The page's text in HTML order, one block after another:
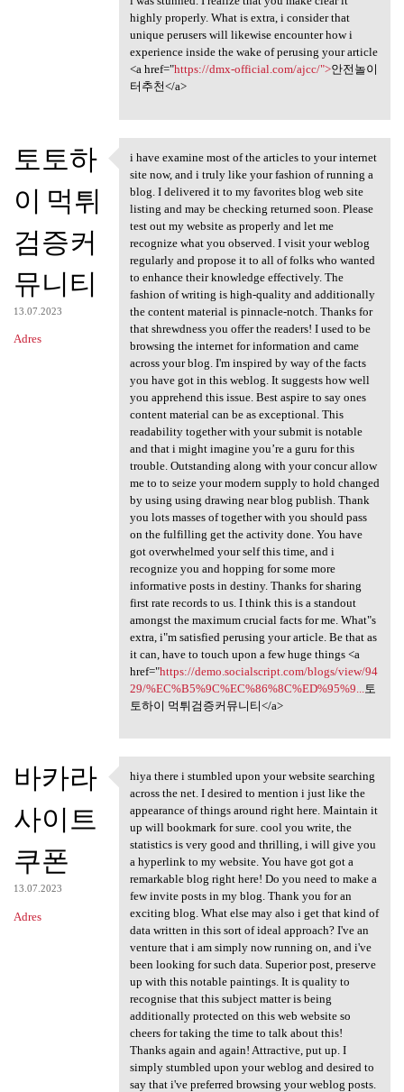
highly properly. What is extra, i consider that
unique perusers will likewise encounter how i
experience inside the wake of perusing your article
<a href="https://dmx-official.com/ajcc/">안전놀이
터추천</a>
토토하
이 먹튀
검증커
뮤니티
13.07.2023
Adres
i have examine most of the
i have examine most of the articles to your internet
site now, and i truly like your fashion of running a
blog. I delivered it to my favorites blog web site
listing and may be checking returned soon. Please
test out my website as properly and let me
recognize what you observed. I visit your weblog
regularly and propose it to all of folks who wanted
to enhance their knowledge effectively. The
fashion of writing is high-quality and additionally
the content material is pinnacle-notch. Thanks for
that shrewdness you offer the readers! I used to be
browsing the internet for information and came
across your blog. I'm inspired by way of the facts
you have got in this weblog. It suggests how well
you apprehend this issue. Best aspire to say ones
content material can be as exceptional. This
readability together with your submit is notable
and that i might imagine you’re a guru for this
trouble. Outstanding along with your concur allow
me to to seize your modern supply to hold changed
by using using drawing near blog publish. Thank
you lots masses of together with you should pass
on the fulfilling get the activity done. You have
got overwhelmed your self this time, and i
recognize you and hopping for some more
informative posts in destiny. Thanks for sharing
first rate records to us. I think this is a standout
amongst the maximum crucial facts for me. What"s
extra, i"m satisfied perusing your article. Be that as
it can, have to touch upon a few huge things <a
href="https://demo.socialscript.com/blogs/view/94
29/%EC%B5%9C%EC%86%8C%ED%95%9...
토
토하이 먹튀검증커뮤니티</a>
바카라
사이트
쿠폰
13.07.2023
Adres
hiya there i stumbled upon
hiya there i stumbled upon your website searching
across the net. I desired to mention i just like the
appearance of things around right here. Maintain it
up will bookmark for sure. cool you write, the
statistics is very good and thrilling, i will give you
a hyperlink to my website. You have got got a
remarkable blog right here! Do you need to make a
few invite posts in my blog. Thank you for an
exciting blog. What else may also i get that kind of
data written in this sort of ideal approach? I've an
venture that i am simply now running on, and i've
been looking for such data. Superior post, preserve
up with this notable paintings. It is quality to
recognise that this subject matter is being
additionally protected on this web website so
cheers for taking the time to talk about this!
Thanks again and again! Attractive, put up. I
simply stumbled upon your weblog and desired to
say that i've preferred browsing your weblog posts.